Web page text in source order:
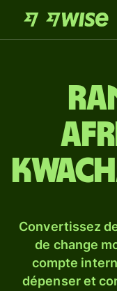
Convertissez
de change
compte
dépenser et